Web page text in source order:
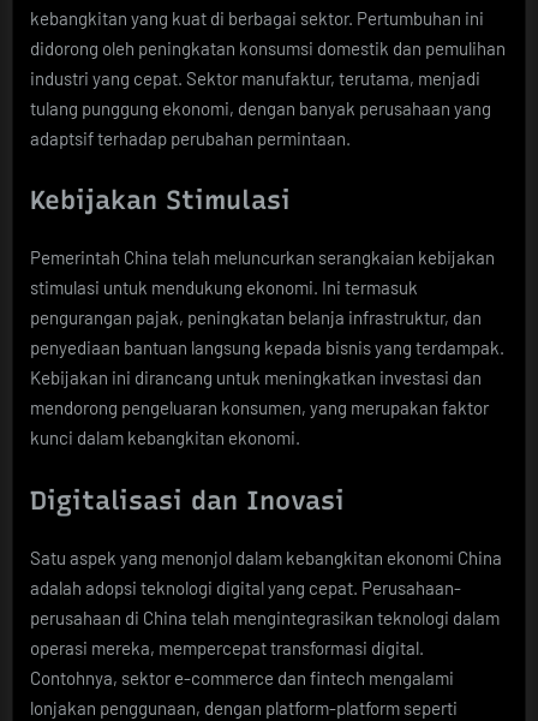
kebangkitan yang kuat di berbagai sektor. Pertumbuhan ini
didorong oleh peningkatan konsumsi domestik dan pemulihan
industri yang cepat. Sektor manufaktur, terutama, menjadi
tulang punggung ekonomi, dengan banyak perusahaan yang
adaptsif terhadap perubahan permintaan.
Kebijakan Stimulasi
Pemerintah China telah meluncurkan serangkaian kebijakan
stimulasi untuk mendukung ekonomi. Ini termasuk
pengurangan pajak, peningkatan belanja infrastruktur, dan
penyediaan bantuan langsung kepada bisnis yang terdampak.
Kebijakan ini dirancang untuk meningkatkan investasi dan
mendorong pengeluaran konsumen, yang merupakan faktor
kunci dalam kebangkitan ekonomi.
Digitalisasi dan Inovasi
Satu aspek yang menonjol dalam kebangkitan ekonomi China
adalah adopsi teknologi digital yang cepat. Perusahaan-
perusahaan di China telah mengintegrasikan teknologi dalam
operasi mereka, mempercepat transformasi digital.
Contohnya, sektor e-commerce dan fintech mengalami
lonjakan penggunaan, dengan platform-platform seperti